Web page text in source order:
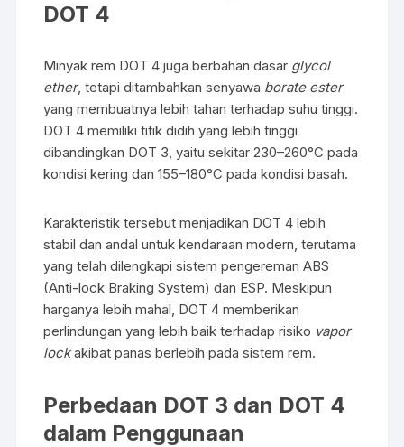
DOT 4
Minyak rem DOT 4 juga berbahan dasar glycol
ether, tetapi ditambahkan senyawa borate ester
yang membuatnya lebih tahan terhadap suhu tinggi.
DOT 4 memiliki titik didih yang lebih tinggi
dibandingkan DOT 3, yaitu sekitar 230–260°C pada
kondisi kering dan 155–180°C pada kondisi basah.
Karakteristik tersebut menjadikan DOT 4 lebih
stabil dan andal untuk kendaraan modern, terutama
yang telah dilengkapi sistem pengereman ABS
(Anti-lock Braking System) dan ESP. Meskipun
harganya lebih mahal, DOT 4 memberikan
perlindungan yang lebih baik terhadap risiko vapor
lockakibat panas berlebih pada sistem rem.
Perbedaan DOT 3 dan DOT 4
dalam Penggunaan